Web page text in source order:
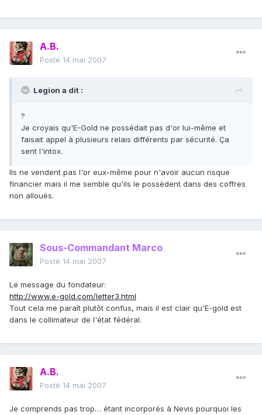
A.B.
Posté 14 mai 2007
Legion a dit :
?
Je croyais qu'E-Gold ne possédait pas d'or lui-même et
faisait appel à plusieurs relais différents par sécurité. Ça
sent l'intox.
Ils ne vendent pas l'or eux-même pour n'avoir aucun risque
financier mais il me semble qu'ils le possèdent dans des coffres
non alloués.
Sous-Commandant Marco
Posté 14 mai 2007
Le message du fondateur:
http://www.e-gold.com/letter3.html
Tout cela me paraît plutôt confus, mais il est clair qu'E-gold est
dans le collimateur de l'état fédéral.
A.B.
Posté 14 mai 2007
Je comprends pas trop… étant incorporés à Nevis pourquoi les